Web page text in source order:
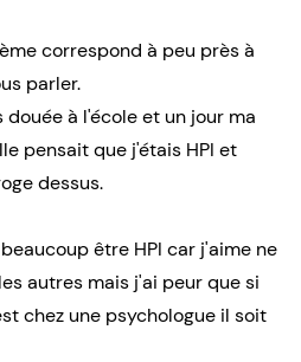
correspond à peu près à
parler.
douée à l'école et un jour ma
pensait que j'étais HPI et
dessus.
être HPI car j'aime ne
autres mais j'ai peur que si
chez une psychologue il soit